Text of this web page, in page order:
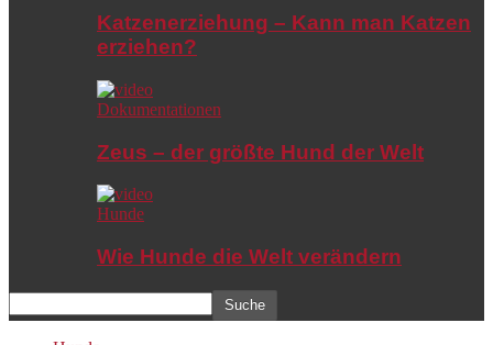
Katzenerziehung – Kann man Katzen
erziehen?
Dokumentationen
Zeus – der größte Hund der Welt
Hunde
Wie Hunde die Welt verändern